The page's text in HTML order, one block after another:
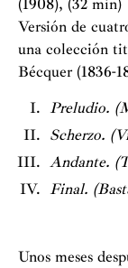
Versión de
una colección
Bécquer (1836-
Preludio.
Scherzo.
Andante.
Final.
Unos meses